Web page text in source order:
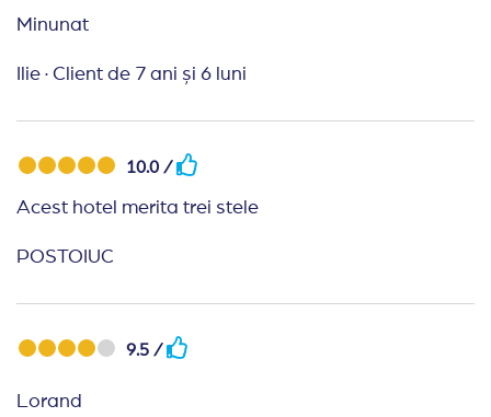
Minunat
Ilie · Client de 7 ani și 6 luni
10.0 /
Acest hotel merita trei stele
POSTOIUC
9.5 /
Lorand